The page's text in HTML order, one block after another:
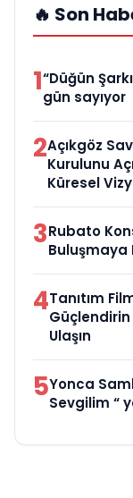
🔥 Son
1“Düğün
gün sayıyor
2Açıkgöz
Kurulunu
Küresel
3Rubato
Buluşmaya
4Tanıtım
Ulaşın
5Yonca
Sevgilim “